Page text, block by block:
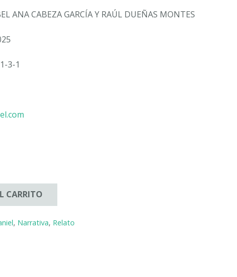
ANA CABEZA GARCÍA Y RAÚL DUEÑAS MONTES
3-1
CARRITO
, Narrativa, Relato